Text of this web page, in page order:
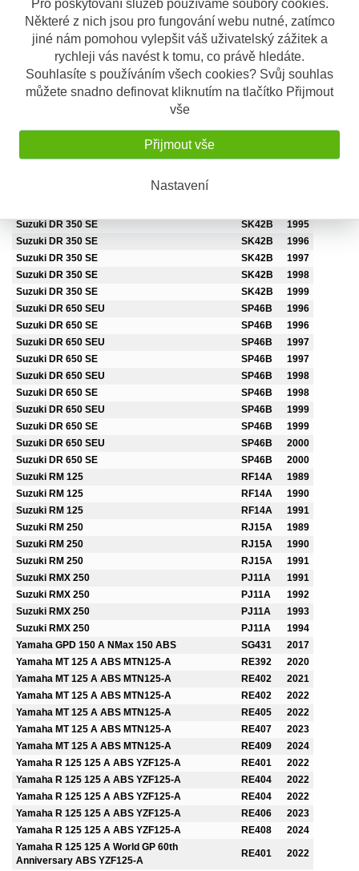
Pro poskytování služeb používáme soubory cookies.
Některé z nich jsou pro fungování webu nutné, zatímco
jiné nám pomohou vylepšit váš uživatelský zážitek a
rychleji vás navést k tomu, co právě hledáte.
Souhlasíte s používáním všech cookies? Svůj souhlas
můžete snadno definovat kliknutím na tlačítko Přijmout
vše
Přijmout vše
Nastavení
Suzuki DR 350 DK41A
1992
Suzuki DR 350
DK41A
1993
Suzuki DR 350
DK41A
1994
Suzuki DR 350
DK41A
1995
Suzuki DR 350 S
SK42B
1990
Suzuki DR 350 S
SK42B
1991
Suzuki DR 350 SH
SK42B
1993
Suzuki DR 350 SE
SK42B
1995
Suzuki DR 350 SE
SK42B
1996
Suzuki DR 350 SE
SK42B
1997
Suzuki DR 350 SE
SK42B
1998
Suzuki DR 350 SE
SK42B
1999
Suzuki DR 650 SEU
SP46B
1996
Suzuki DR 650 SE
SP46B
1996
Suzuki DR 650 SEU
SP46B
1997
Suzuki DR 650 SE
SP46B
1997
Suzuki DR 650 SEU
SP46B
1998
Suzuki DR 650 SE
SP46B
1998
Suzuki DR 650 SEU
SP46B
1999
Suzuki DR 650 SE
SP46B
1999
Suzuki DR 650 SEU
SP46B
2000
Suzuki DR 650 SE
SP46B
2000
Suzuki RM 125
RF14A
1989
Suzuki RM 125
RF14A
1990
Suzuki RM 125
RF14A
1991
Suzuki RM 250
RJ15A
1989
Suzuki RM 250
RJ15A
1990
Suzuki RM 250
RJ15A
1991
Suzuki RMX 250
PJ11A
1991
Suzuki RMX 250
PJ11A
1992
Suzuki RMX 250
PJ11A
1993
Suzuki RMX 250
PJ11A
1994
Yamaha GPD 150 A NMax 150 ABS
SG431
2017
Yamaha MT 125 A ABS MTN125-A
RE392
2020
Yamaha MT 125 A ABS MTN125-A
RE402
2021
Yamaha MT 125 A ABS MTN125-A
RE402
2022
Yamaha MT 125 A ABS MTN125-A
RE405
2022
Yamaha MT 125 A ABS MTN125-A
RE407
2023
Yamaha MT 125 A ABS MTN125-A
RE409
2024
Yamaha R 125 125 A ABS YZF125-A
RE401
2022
Yamaha R 125 125 A ABS YZF125-A
RE404
2022
Yamaha R 125 125 A ABS YZF125-A
RE404
2022
Yamaha R 125 125 A ABS YZF125-A
RE406
2023
Yamaha R 125 125 A ABS YZF125-A
RE408
2024
Yamaha R 125 125 A World GP 60th
Anniversary ABS YZF125-A
RE401 2022